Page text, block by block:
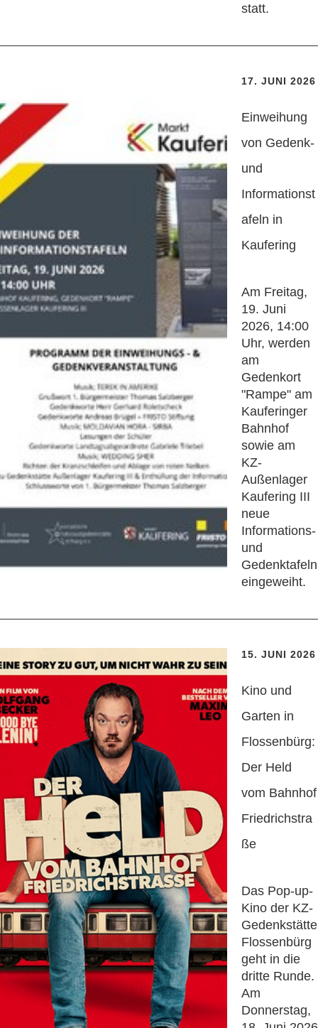
statt.
17. JUNI 2026
Einweihung
von Gedenk-
und
Informationst
afeln in
Kaufering
Am Freitag,
19. Juni
2026, 14:00
Uhr, werden
am
Gedenkort
"Rampe" am
Kauferinger
Bahnhof
sowie am
KZ-
Außenlager
Kaufering III
neue
Informations-
und
Gedenktafeln
eingeweiht.
15. JUNI 2026
Kino und
Garten in
Flossenbürg:
Der Held
vom Bahnhof
Friedrichstra
ße
Das Pop-up-
Kino der KZ-
Gedenkstätte
Flossenbürg
geht in die
dritte Runde.
Am
Donnerstag,